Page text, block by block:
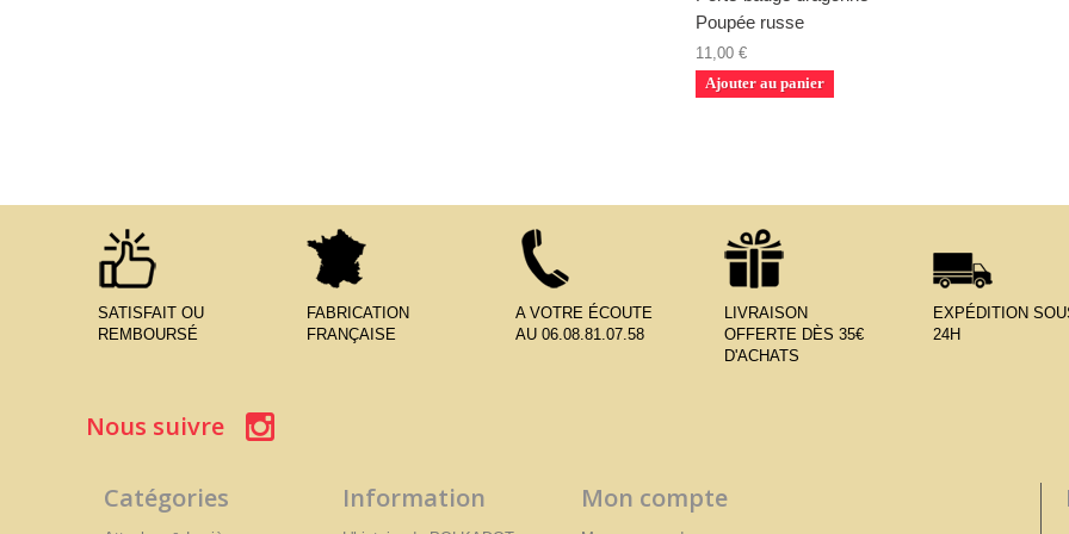
Poupée russe
11,00 €
Ajouter au panier
SATISFAIT OU
REMBOURSÉ
FABRICATION
FRANÇAISE
A VOTRE ÉCOUTE
AU 06.08.81.07.58
LIVRAISON
OFFERTE DÈS 35€
D'ACHATS
EXPÉDITION
24H
Nous suivre
Catégories Information Mon compte